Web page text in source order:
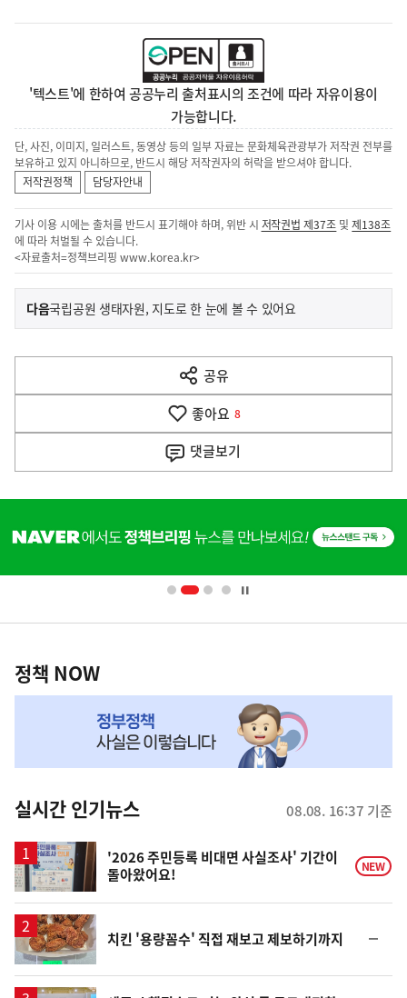
'텍스트'에 한하여 공공누리 출처표시의 조건에 따라 자유이용이
가능합니다.
단, 사진, 이미지, 일러스트, 동영상 등의 일부 자료는 문화체육관광부가 저작권 전부를
보유하고 있지 아니하므로, 반드시 해당 저작권자의 허락을 받으셔야 합니다.
저작권정책
담당자안내
기사 이용 시에는 출처를 반드시 표기해야 하며, 위반 시 저작권법 제37조 및제138조
에 따라 처벌될 수 있습니다.
<자료출처=정책브리핑 www.korea.kr>
이
전
다
음
다음기
국립공원 생태자원, 지도로 한 눈에 볼 수 있어요
공유
열
기
좋아요 8
댓글보기
단
영
책
NOW,
뉴
스
정책 NOW
실시간 인기뉴스 08.08. 16:37 기준
'2026 주민등록 비대면 사실조사' 기간이
돌아왔어요!
NEW
치킨 '용량꼼수' 직접 재보고 제보하기까지
일